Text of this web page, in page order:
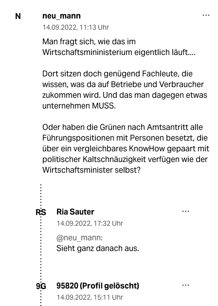
N neu_mann
14.09.2022, 11:13 Uhr
Man fragt sich, wie das im
Wirtschaftsmininisterium eigentlich läuft....
Dort sitzen doch genügend Fachleute, die
wissen, was da auf Betriebe und Verbraucher
zukommen wird. Und das man dagegen etwas
unternehmen MUSS.
Oder haben die Grünen nach Amtsantritt alle
Führungspositionen mit Personen besetzt, die
über ein vergleichbares KnowHow gepaart mit
politischer Kaltschnäuzigkeit verfügen wie der
Wirtschaftsminister selbst?
RS Ria Sauter
14.09.2022, 17:32 Uhr
@neu_mann:
Sieht ganz danach aus.
9G 95820 (Profil gelöscht)
14.09.2022, 15:11 Uhr